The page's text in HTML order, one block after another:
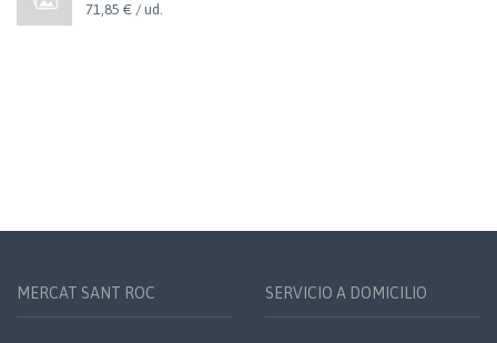
71,85 € / ud.
MERCAT SANT ROC SERVICIO A DOMICILIO